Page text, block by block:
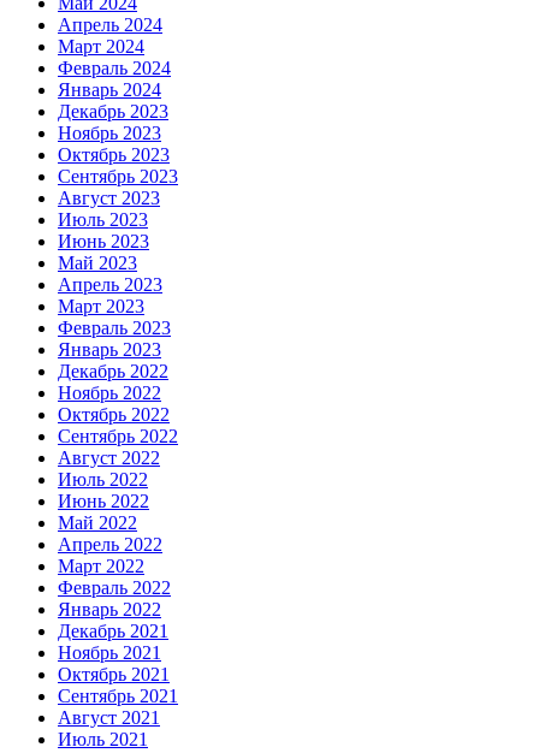
Апрель 2024
Март 2024
Февраль 2024
Январь 2024
Декабрь 2023
Ноябрь 2023
Октябрь 2023
Сентябрь 2023
Август 2023
Июль 2023
Июнь 2023
Май 2023
Апрель 2023
Март 2023
Февраль 2023
Январь 2023
Декабрь 2022
Ноябрь 2022
Октябрь 2022
Сентябрь 2022
Август 2022
Июль 2022
Июнь 2022
Май 2022
Апрель 2022
Март 2022
Февраль 2022
Январь 2022
Декабрь 2021
Ноябрь 2021
Октябрь 2021
Сентябрь 2021
Август 2021
Июль 2021